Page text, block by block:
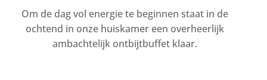
Om de dag vol energie te beginnen staat in de
ochtend in onze huiskamer een overheerlijk
ambachtelijk ontbijtbuffet klaar.